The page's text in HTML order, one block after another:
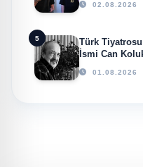
02.08.2026
5
Türk Tiyatrosu
İsmi Can
01.08.2026